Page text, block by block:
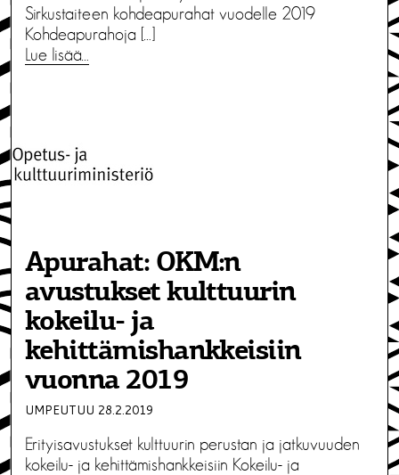
Sirkustaiteen kohdeapurahat vuodelle 2019
Kohdeapurahoja […]
Lue lisää…
Apurahat: OKM:n
avustukset kulttuurin
kokeilu- ja
kehittämishankkeisiin
vuonna 2019
UMPEUTUU 28.2.2019
Erityisavustukset kulttuurin perustan ja jatkuvuuden
kokeilu- ja kehittämishankkeisiin Kokeilu- ja